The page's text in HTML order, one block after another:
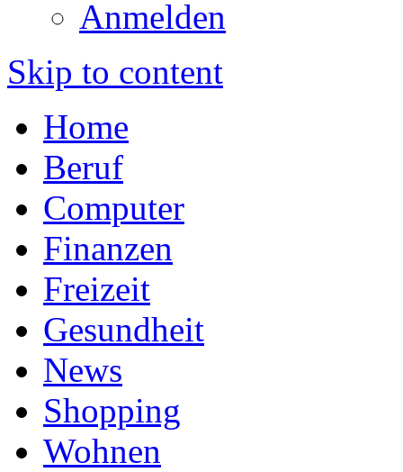
Anmelden
Skip to content
Home
Beruf
Computer
Finanzen
Freizeit
Gesundheit
News
Shopping
Wohnen